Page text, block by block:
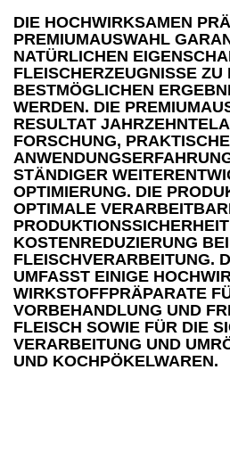
DIE HOCHWIRKSAMEN
PREMIUMAUSWAHL
NATÜRLICHEN
FLEISCHERZEUGNISSE ZU
BESTMÖGLICHEN
WERDEN. DIE
RESULTAT
FORSCHUNG,
STÄNDIGER
OPTIMIERUNG. DIE
OPTIMALE
KOSTENREDUZIERUNG
FLEISCHVERARBEITUNG.
UMFASST EINIGE
WIRKSTOFFPRÄPARATE
VORBEHANDLUNG UND
FLEISCH SOWIE FÜR DIE
VERARBEITUNG UND
UND KOCHPÖKELWAREN.